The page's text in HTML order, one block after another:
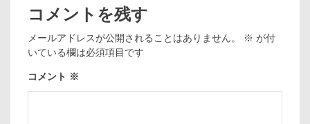
コメントを残す
メールアドレスが公開されることはありません。 ※ が付
いている欄は必須項目です
コメント ※